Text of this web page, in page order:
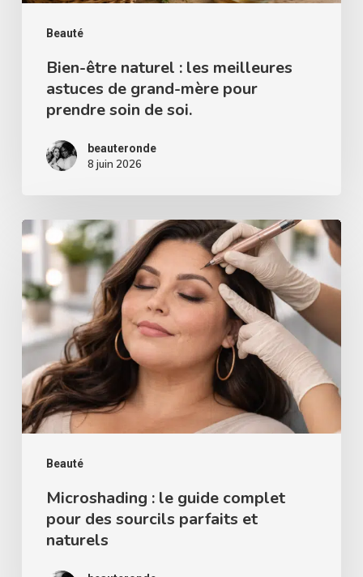
Beauté
grand-
mère
pour
prendre
Bien-être naturel : les meilleures
astuces de grand-mère pour
prendre soin de soi.
beauteronde
8 juin 2026
Beauté
Microshading
:
le
guide
complet
pour
des
sourcils
parfaits
naturelsMicroshading : le guide complet
pour des sourcils parfaits et
naturels